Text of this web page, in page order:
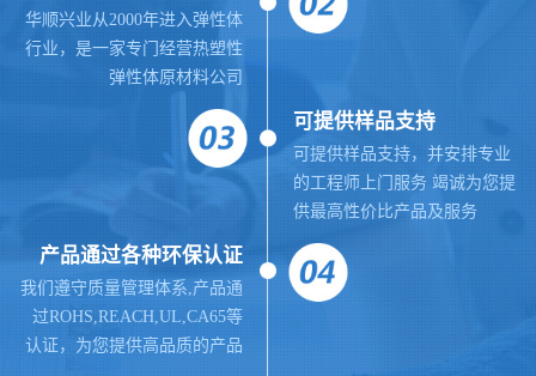
华顺兴业从2000年进入弹性体
行业，是一家专门经营热塑性
弹性体原材料公司
可提供样品支持
可提供样品支持，并安排专业
的工程师上门服务 竭诚为您提
供最高性价比产品及服务
产品通过各种环保认证
我们遵守质量管理体系,产品通
过ROHS,REACH,UL,CA65等
认证，为您提供高品质的产品